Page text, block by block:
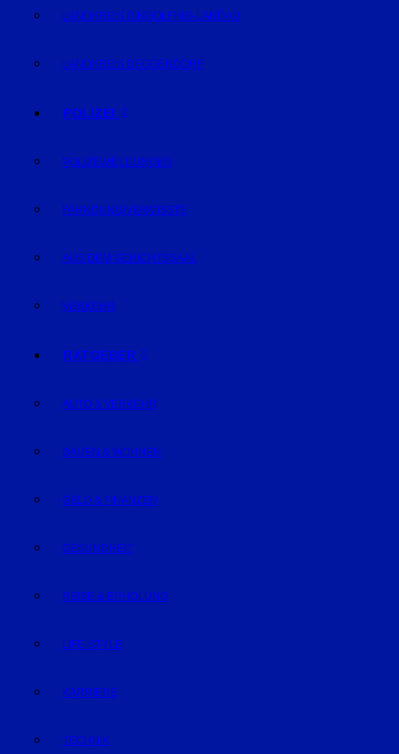
LANDKREIS DINGOLFING-LANDAU
LANDKREIS DEGGENDORF
POLIZEI
POLIZEIMELDUNGEN
FAHNDUNG/VERMISSTE
AUS DEM GERICHTSSAAL
VERKEHR
RATGEBER
AUTO & VERKEHR
BAUEN & WOHNEN
GELD & FINANZEN
GESUNDHEIT
REISE & ERHOLUNG
LIFE-STYLE
KARRIERE
TECHNIK